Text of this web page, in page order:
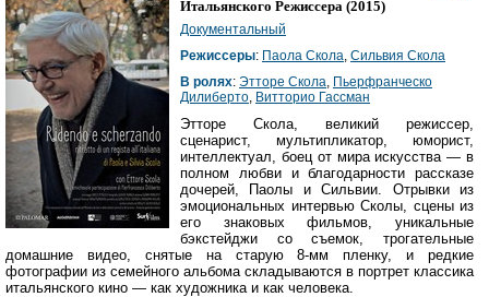
Итальянского Режиссера (2015)
Документальный
Режиссеры: Паола Скола, Сильвия Скола
В ролях: Этторе Скола, Пьерфранческо
Дилиберто, Витторио Гассман
Этторе Скола, великий режиссер,
сценарист, мультипликатор, юморист,
интеллектуал, боец от мира искусства — в
полном любви и благодарности рассказе
дочерей, Паолы и Сильвии. Отрывки из
эмоциональных интервью Сколы, сцены из
его знаковых фильмов, уникальные
бэкстейджи со съемок, трогательные
домашние видео, снятые на старую 8-мм пленку, и редкие
фотографии из семейного альбома складываются в портрет классика
итальянского кино — как художника и как человека.